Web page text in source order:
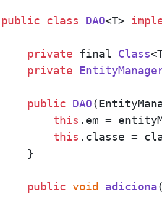
public class DAO<T>
private final Class
private
public DAO(
this . em =
this . classe =
    }
public void adiciona(